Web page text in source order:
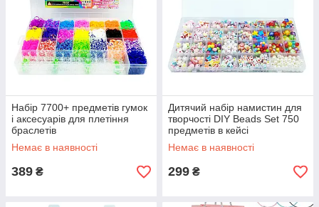
Набір 7700+ предметів гумок
і аксесуарів для плетіння
браслетів
Немає в наявності
389 ₴
Дитячий набір намистин для
творчості DIY Beads Set 750
предметів в кейсі
Немає в наявності
299 ₴